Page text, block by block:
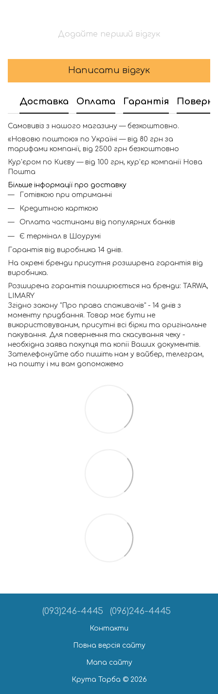
Додайте перший відгук
Написати відгук
Доставка Оплата Гарантія
Самовивіз з нашого магазину — безкоштовно.
«Нововю поштою» по Україні — від 80 грн за
тарифами компанії, від 2500 грн безкоштовно
Кур'єром по Києву — від 100 грн, кур'єр компанії Нова
Пошта
Більше інформації про доставку
Готівкою при отриманні
Кредитною карткою
Оплата частинами від популярних банків
Є термінал в Шоурумі
Гарантія від виробника 14 днів.
На окремі бренди присутня розширена гарантія від
виробника.
Розширена гарантія поширюється на бренди: TARWA,
LIMARY
Згідно закону "Про права споживачів" - 14 днів з
моменту придбання. Товар має бути не
використовуваним, присутні всі бірки та оригінальне
пакування. Для повернення та скасування чеку -
необхідна заява покупця та копії Ваших документів.
Зателефонуйте або пишіть нам у вайбер, телеграм,
на пошту і ми вам допоможемо
(093)246-4445 (096)246-4445
Контакти
Повна версія сайту
Мапа сайту
Крута Торба © 2026